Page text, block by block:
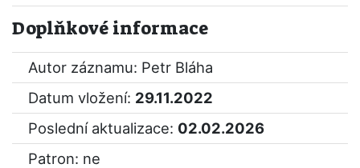
Doplňkové informace
Autor záznamu: Petr Bláha
Datum vložení: 29.11.2022
Poslední aktualizace: 02.02.2026
Patron: ne